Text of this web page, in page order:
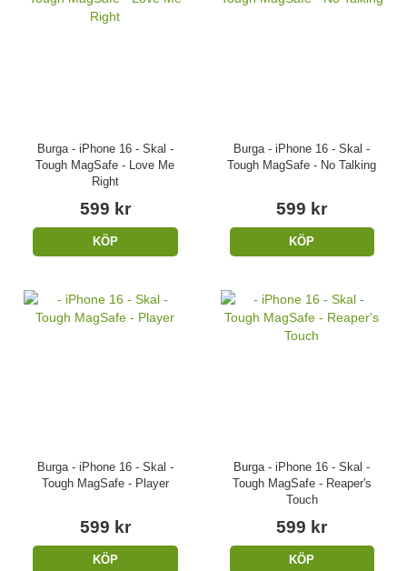
Burga - iPhone 16 - Skal -
Tough MagSafe - Love Me
Right
599 kr
KÖP
Burga - iPhone 16 - Skal -
Tough MagSafe - No Talking
599 kr
KÖP
Burga - iPhone 16 - Skal -
Tough MagSafe - Player
599 kr
KÖP
Burga - iPhone 16 - Skal -
Tough MagSafe - Reaper's
Touch
599 kr
KÖP